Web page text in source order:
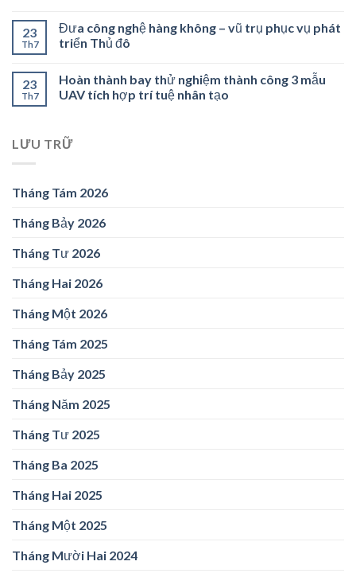
23
Th7
Đưa công nghệ hàng không – vũ trụ phục vụ phát
triển Thủ đô
23
Th7
Hoàn thành bay thử nghiệm thành công 3 mẫu
UAV tích hợp trí tuệ nhân tạo
LƯU TRỮ
Tháng Tám 2026
Tháng Bảy 2026
Tháng Tư 2026
Tháng Hai 2026
Tháng Một 2026
Tháng Tám 2025
Tháng Bảy 2025
Tháng Năm 2025
Tháng Tư 2025
Tháng Ba 2025
Tháng Hai 2025
Tháng Một 2025
Tháng Mười Hai 2024